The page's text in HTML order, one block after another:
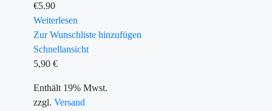
€5.90
Weiterlesen
Zur Wunschliste hinzufügen
Schnellansicht
5,90 €
Enthält 19% Mwst.
zzgl. Versand